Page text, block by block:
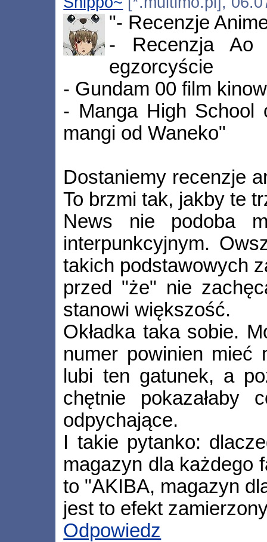
"- Recenzje
- Recenzja Ao
egzorcyście
- Gundam 00 film
- Manga High School
mangi od Waneko"
Dostaniemy recenzje
To brzmi tak, jakby te
News nie podoba
interpunkcyjnym.
takich podstawowych
przed "że" nie
stanowi większość.
Okładka taka sobie.
numer powinien
lubi ten gatunek, a
chętnie
odpychające.
I takie pytanko:
magazyn dla każdego
to "AKIBA, magazyn
jest to efekt
Odpowiedz